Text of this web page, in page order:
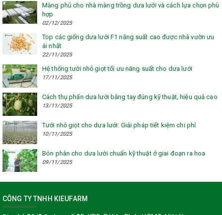
Màng phủ cho nhà màng trồng dưa lưới và cách lựa chọn phù
hợp
02/12/2025
Top các giống dưa lưới F1 năng suất cao được nhà vườn ưu
ái nhất
22/11/2025
Hệ thống tưới nhỏ giọt tối ưu năng suất cho dưa lưới
17/11/2025
Cách thụ phấn dưa lưới bằng tay đúng kỹ thuật, hiệu quả cao
13/11/2025
Tưới nhỏ giọt cho dưa lưới: Giải pháp tiết kiệm chi phí
10/11/2025
Bón phân cho dưa lưới chuẩn kỹ thuật ở giai đoạn ra hoa
09/11/2025
CÔNG TY TNHH KIEUFARM